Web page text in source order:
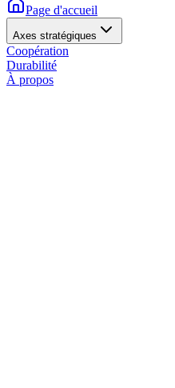
Page d'accueil
Axes stratégiques
Coopération
Durabilité
À propos